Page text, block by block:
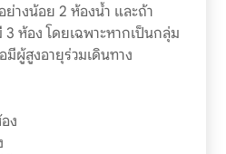
างน้อย 2 ห้องน้ำ และถ้า
ห้อง โดยเฉพาะหากเป็นกลุ่ม
ผู้สูงอายุร่วมเดินทาง
ง